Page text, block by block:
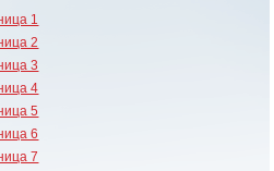
1
2
3
4
5
6
7